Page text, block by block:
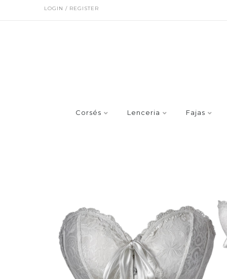
LOGIN / REGISTER
Corsés Lenceria Fajas